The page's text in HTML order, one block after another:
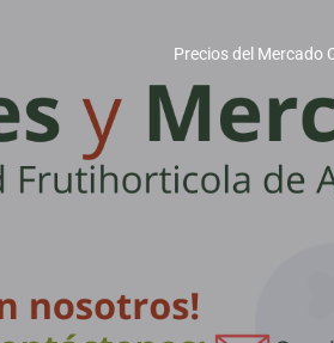
Precios del Mercado